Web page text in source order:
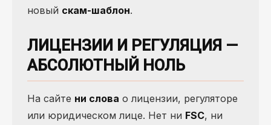
новый скам-шаблон.
ЛИЦЕНЗИИ И РЕГУЛЯЦИЯ —
АБСОЛЮТНЫЙ НОЛЬ
На сайте ни слова о лицензии, регуляторе
или юридическом лице. Нет ни FSC, ни